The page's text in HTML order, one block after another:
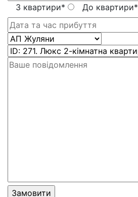
З квартири* До квартири*